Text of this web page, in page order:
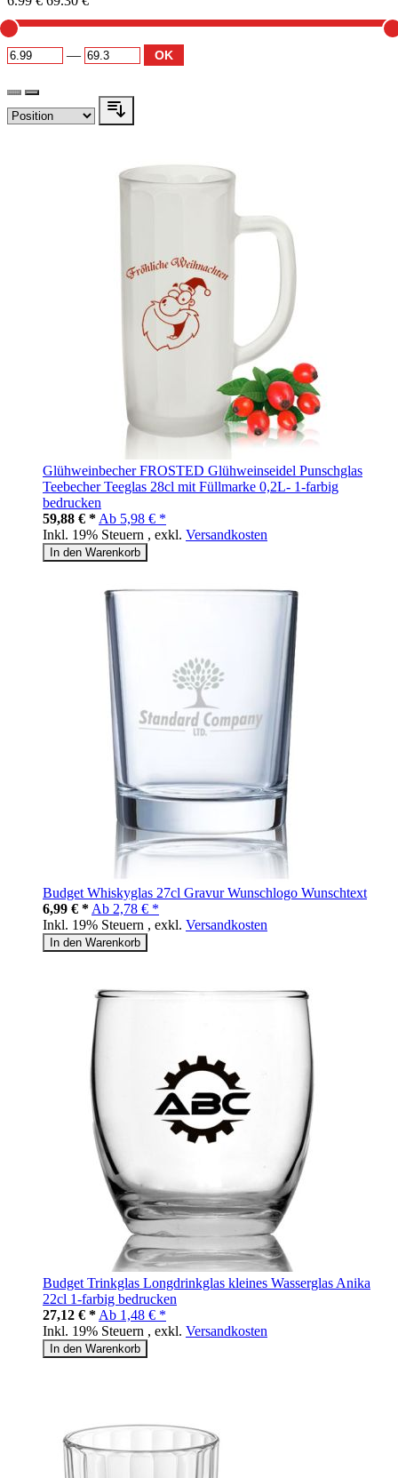
— OK
Glühweinbecher FROSTED Glühweinseidel Punschglas
Teebecher Teeglas 28cl mit Füllmarke 0,2L- 1-farbig
bedrucken
59,88 € * Ab 5,98 € *
Inkl. 19% Steuern , exkl. Versandkosten
In den Warenkorb
Budget Whiskyglas 27cl Gravur Wunschlogo Wunschtext
6,99 € * Ab 2,78 € *
Inkl. 19% Steuern , exkl. Versandkosten
In den Warenkorb
Budget Trinkglas Longdrinkglas kleines Wasserglas Anika
22cl 1-farbig bedrucken
27,12 € * Ab 1,48 € *
Inkl. 19% Steuern , exkl. Versandkosten
In den Warenkorb